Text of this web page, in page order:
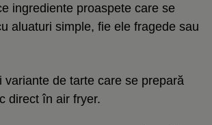
ingrediente proaspete care se
aluaturi simple, fie ele fragede sau
variante de tarte care se prepară
direct în air fryer.